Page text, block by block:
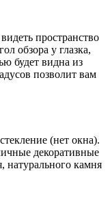
пространство
обзора у глазка,
будет видна из
позволит вам
(нет окна).
декоративные
натурального камня